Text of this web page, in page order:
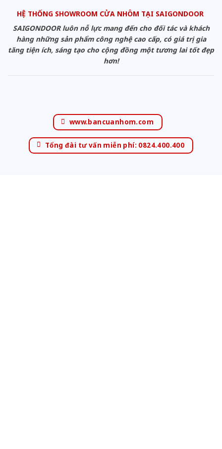
HỆ THỐNG SHOWROOM CỬA NHÔM TẠI SAIGONDOOR
SAIGONDOOR luôn nỗ lực mang đến cho đối tác và khách
hàng những sản phẩm công nghệ cao cấp, có giá trị gia
tăng tiện ích, sáng tạo cho cộng đồng một tương lai tốt đẹp
hơn!
www.bancuanhom.com
Tổng đài tư vấn miễn phí: 0824.400.400